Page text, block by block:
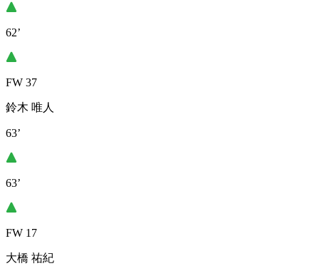
62’
FW 37
鈴木 唯人
63’
63’
FW 17
大橋 祐紀